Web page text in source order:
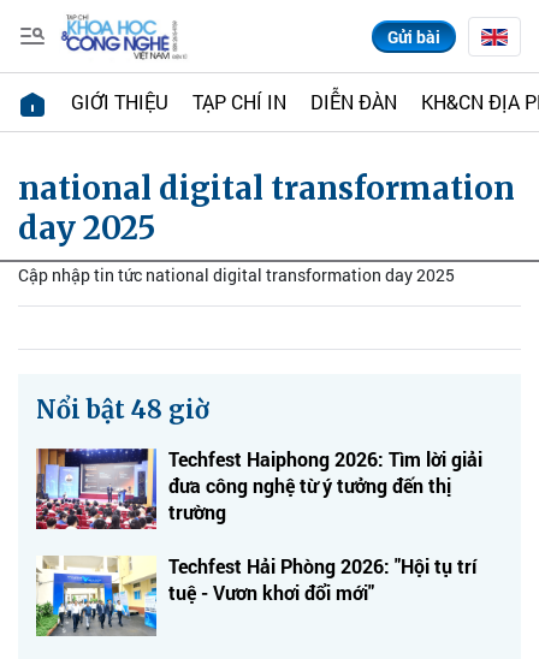
Gửi bài
GIỚI THIỆU TẠP CHÍ IN DIỄN ĐÀN KH&CN ĐỊA
national digital transformation
day 2025
Cập nhập tin tức national digital transformation day 2025
Nổi bật 48 giờ
Techfest Haiphong 2026: Tìm lời giải
đưa công nghệ từ ý tưởng đến thị
trường
Techfest Hải Phòng 2026: "Hội tụ trí
tuệ - Vươn khơi đổi mới"